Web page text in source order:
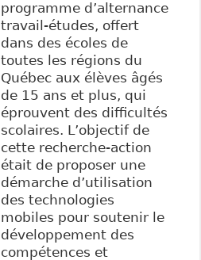
programme d’alternance
travail-études, offert
dans des écoles de
toutes les régions du
Québec aux élèves âgés
de 15 ans et plus, qui
éprouvent des difficultés
scolaires. L’objectif de
cette recherche-action
était de proposer une
démarche d’utilisation
des technologies
mobiles pour soutenir le
développement des
compétences et